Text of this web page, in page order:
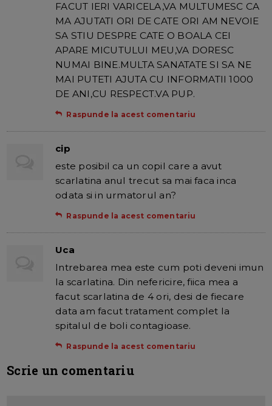
FACUT IERI VARICELA,VA MULTUMESC CA
MA AJUTATI ORI DE CATE ORI AM NEVOIE
SA STIU DESPRE CATE O BOALA CEI
APARE MICUTULUI MEU,VA DORESC
NUMAI BINE.MULTA SANATATE SI SA NE
MAI PUTETI AJUTA CU INFORMATII 1000
DE ANI,CU RESPECT.VA PUP.
Raspunde la acest comentariu
cip
este posibil ca un copil care a avut
scarlatina anul trecut sa mai faca inca
odata si in urmatorul an?
Raspunde la acest comentariu
Uca
Intrebarea mea este cum poti deveni imun
la scarlatina. Din nefericire, fiica mea a
facut scarlatina de 4 ori, desi de fiecare
data am facut tratament complet la
spitalul de boli contagioase.
Raspunde la acest comentariu
Scrie un comentariu